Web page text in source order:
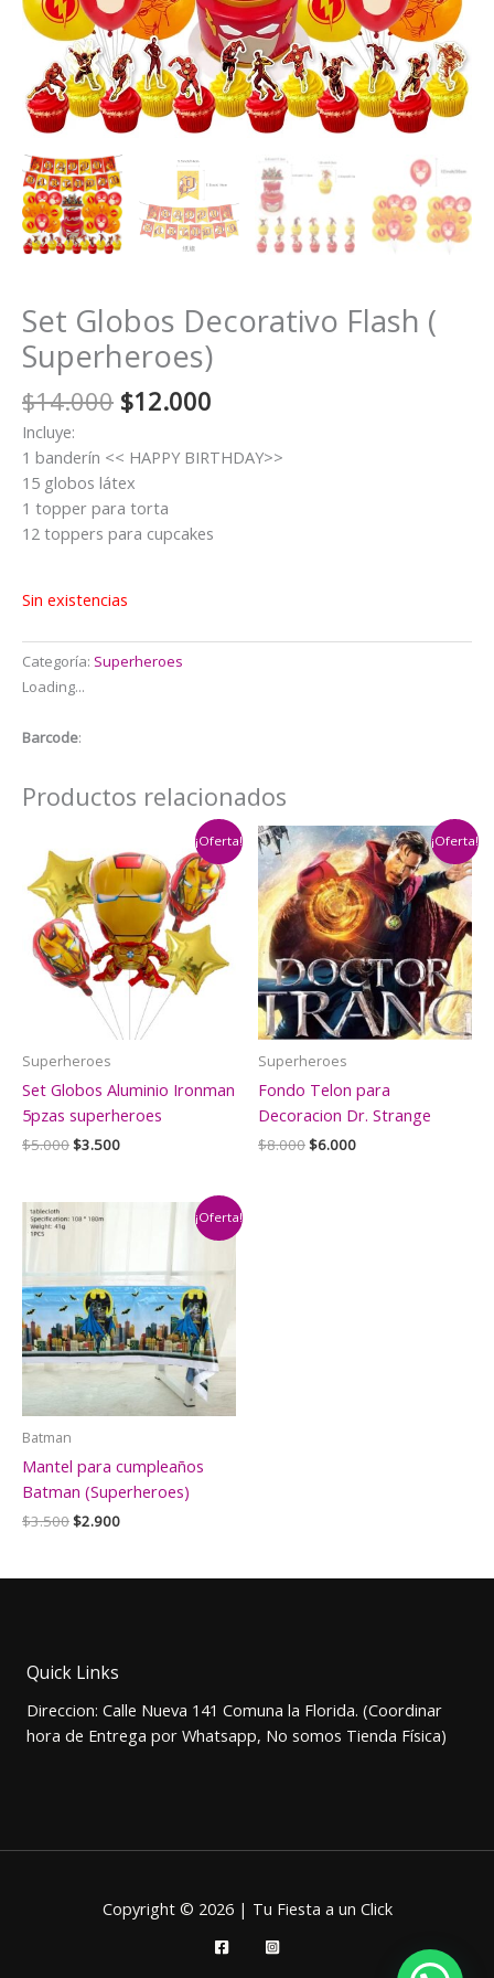
Set Globos Decorativo Flash (
Superheroes)
$14.000 El
original
era:
$14.000.
$12.000
actual
Incluye:
1 banderín << HAPPY BIRTHDAY>>
15 globos látex
1 topper para torta
12 toppers para cupcakes
Sin existencias
Categoría: Superheroes
Loading...
Barcode:
Productos relacionados
¡Oferta!
Superheroes
Set Globos Aluminio Ironman
5pzas superheroes
$5.000El
era:
$5.000.
$3.500El
¡Oferta!
Superheroes
Fondo Telon para
Decoracion Dr. Strange
$8.000El
$6.000El
¡Oferta!
Batman
Mantel para cumpleaños
Batman (Superheroes)
$3.500El
era:
$2.900El
es:
Quick Links
Direccion: Calle Nueva 141 Comuna la Florida. (Coordinar
hora de Entrega por Whatsapp, No somos Tienda Física)
Copyright © 2026 | Tu Fiesta a un Click